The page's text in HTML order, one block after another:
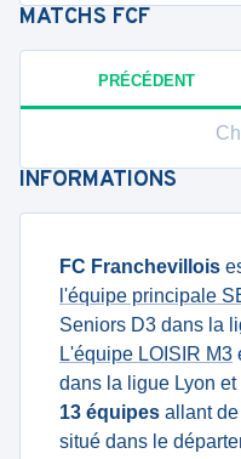
MATCHS FCF
PRÉCÉDENT
INFORMATIONS
FC Franchevillois
l'équipe principale
Seniors D3 dans la
L'équipe LOISIR M3
dans la ligue Lyon
13 équipes allant
situé dans le